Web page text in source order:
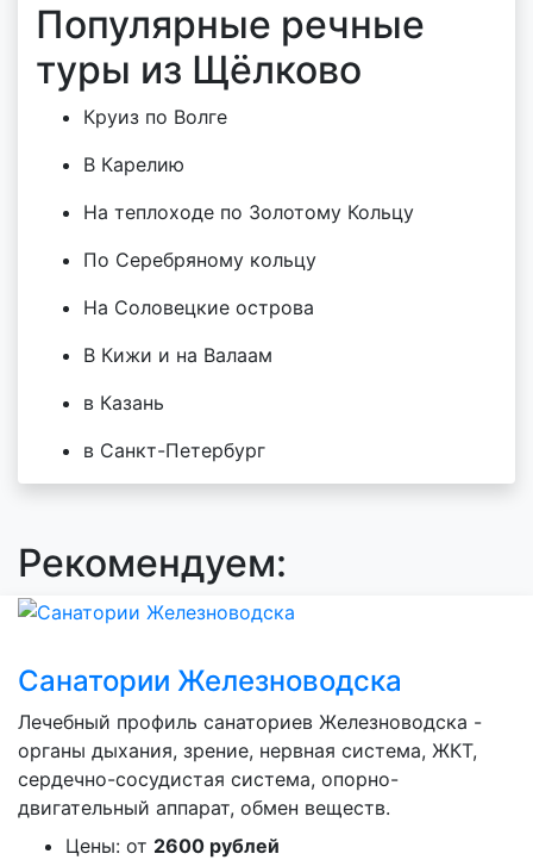
Популярные речные
туры из Щёлково
Круиз по Волге
В Карелию
На теплоходе по Золотому Кольцу
По Серебряному кольцу
На Соловецкие острова
В Кижи и на Валаам
в Казань
в Санкт-Петербург
Рекомендуем:
Санатории Железноводска
Лечебный профиль санаториев Железноводска -
органы дыхания, зрение, нервная система, ЖКТ,
сердечно-сосудистая система, опорно-
двигательный аппарат, обмен веществ.
Цены: от 2600 рублей